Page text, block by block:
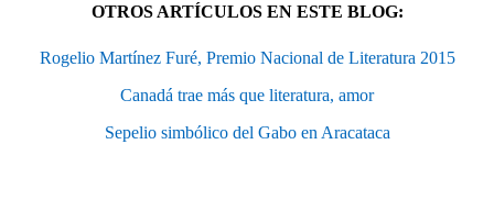
OTROS ARTÍCULOS EN ESTE BLOG:
Rogelio Martínez Furé, Premio Nacional de Literatura 2015
Canadá trae más que literatura, amor
Sepelio simbólico del Gabo en Aracataca